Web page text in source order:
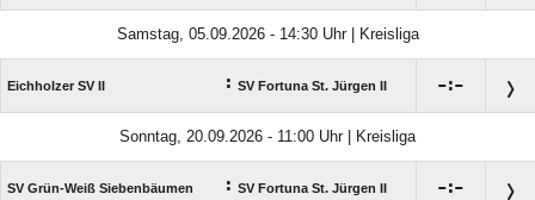
Samstag, 05.09.2026 - 14:30 Uhr | Kreisliga
Eichholzer SV II : SV Fortuna St. Jürgen II :
Sonntag, 20.09.2026 - 11:00 Uhr | Kreisliga
SV Grün-Weiß Siebenbäumen : SV Fortuna St. Jürgen II :